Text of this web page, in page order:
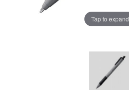
Tap to expand